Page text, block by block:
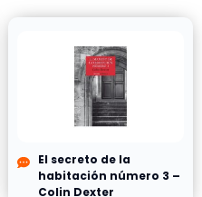
El secreto de la
habitación número 3 –
Colin Dexter